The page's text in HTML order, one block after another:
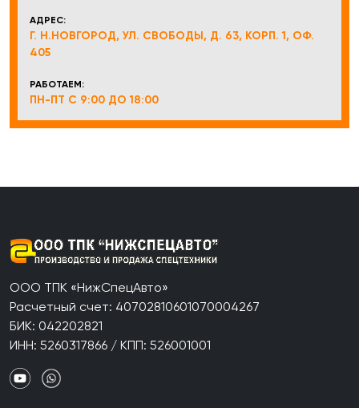
АДРЕС:
Г. Н.НОВГОРОД, УЛ. СВОБОДЫ, Д. 63, КОРП. 1, ОФ.
405
РАБОТАЕМ:
ПН-ПТ С 9:00 ДО 18:00
ООО ТПК «НижСпецАвто»
Расчетный счет: 40702810601070004267
БИК: 042202821
ИНН: 5260317866 / КПП: 526001001